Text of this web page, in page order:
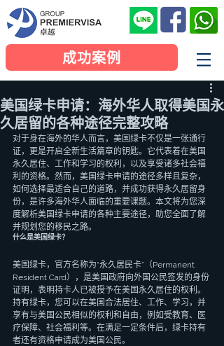
成功案例
美国绿卡申请：海外华人取得美国永
久居留的各种途径完整攻略
对于身在海外的华人而言，美国绿卡不仅是一张通行
证，更是开启全新生活篇章的钥匙。它代表着在美国
永久居住、工作和学习的权利，以及享受诸多社会福
利的资格。然而，美国绿卡申请的途径多样且复杂，
如何选择最适合自己的道路，并成功获得永久居留身
份，是许多海外华人面临的重要课题。本文将为您深
度解析美国绿卡申请的各种主要途径，助您全面了解
并规划您的移民之路。
什么是美国绿卡？
美国绿卡，官方名称为“永久居民卡”（Permanent
Resident Card），是美国政府向外国公民签发的身份
证明，表明持卡人已被授予在美国永久居住的权利。
持有绿卡，您可以在美国合法居住、工作、学习，并
享有与美国公民相似的权利和自由，例如受教育、医
疗保障、社会福利等。在满足一定条件后，绿卡持有
者还有资格申请成为美国公民。